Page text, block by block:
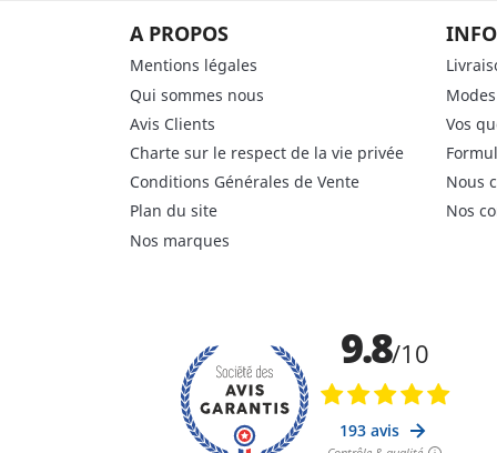
A PROPOS
Mentions légales
Qui sommes nous
Avis Clients
Charte sur le respect de la vie privée
Conditions Générales de Vente
Plan du site
Nos marques
Vos
Nous
Nos